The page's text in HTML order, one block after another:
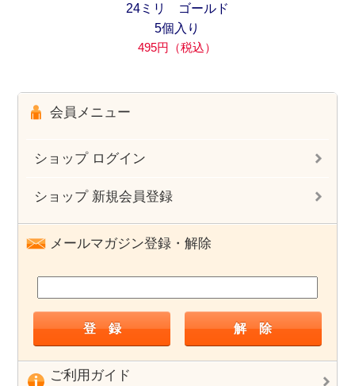
24ミリ ゴールド
5個入り
495円（税込）
会員メニュー
ショップ ログイン
ショップ 新規会員登録
メールマガジン登録・解除
ご利用ガイド